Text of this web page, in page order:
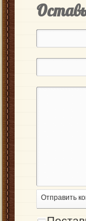
Отправить